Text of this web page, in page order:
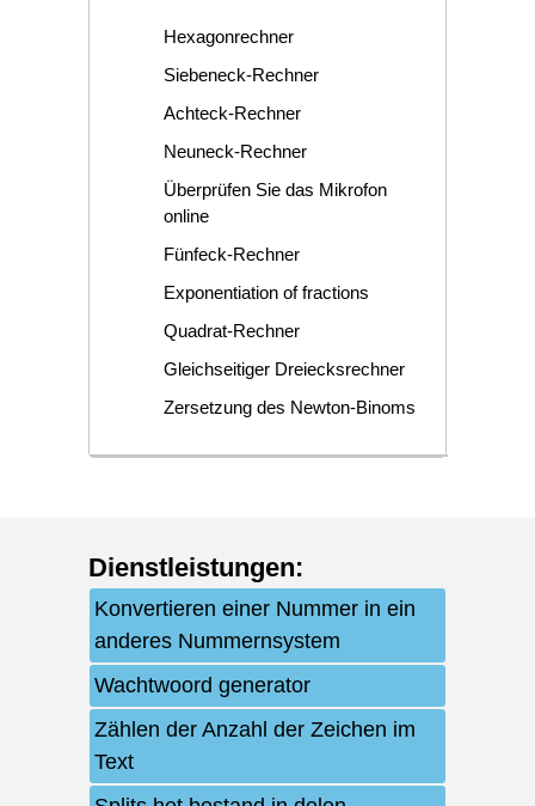
Hexagonrechner
Siebeneck-Rechner
Achteck-Rechner
Neuneck-Rechner
Überprüfen Sie das Mikrofon
online
Fünfeck-Rechner
Exponentiation of fractions
Quadrat-Rechner
Gleichseitiger Dreiecksrechner
Zersetzung des Newton-Binoms
Dienstleistungen:
Konvertieren einer Nummer in ein
anderes Nummernsystem
Wachtwoord generator
Zählen der Anzahl der Zeichen im
Text